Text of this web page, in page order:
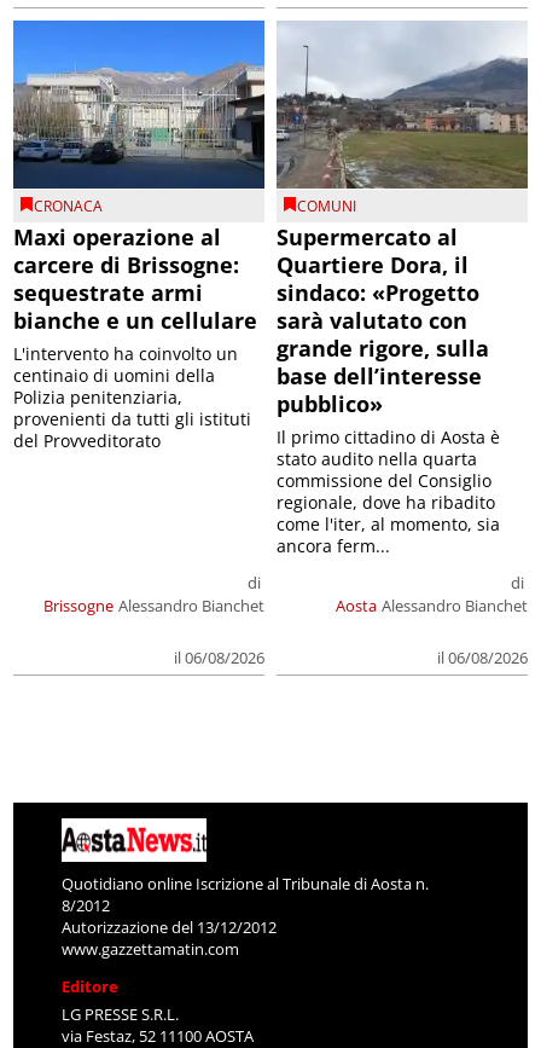
CRONACA
Maxi operazione al
carcere di Brissogne:
sequestrate armi
bianche e un cellulare
Brissogne
di
Alessandro Bianchet
il 06/08/2026
L'intervento ha coinvolto un
centinaio di uomini della
Polizia penitenziaria,
provenienti da tutti gli istituti
del Provveditorato
COMUNI
Supermercato al
Quartiere Dora, il
sindaco: «Progetto
sarà valutato con
grande rigore, sulla
base dell’interesse
pubblico»
Aosta
di
Alessandro Bianchet
il 06/08/2026
Il primo cittadino di Aosta è
stato audito nella quarta
commissione del Consiglio
regionale, dove ha ribadito
come l'iter, al momento, sia
ancora ferm...
Quotidiano online Iscrizione al Tribunale di Aosta n.
8/2012
Autorizzazione del 13/12/2012
www.gazzettamatin.com
Editore
LG PRESSE S.R.L.
via Festaz, 52 11100 AOSTA